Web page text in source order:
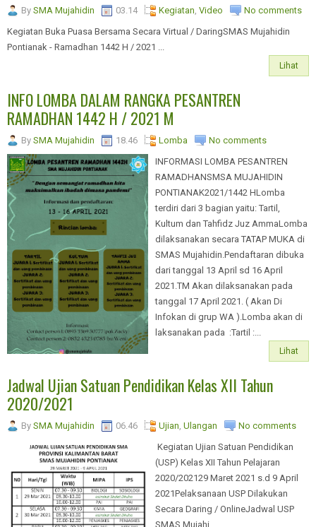
By SMA Mujahidin 03.14 Kegiatan Video
No comments
Kegiatan Buka Puasa Bersama Secara Virtual / DaringSMAS Mujahidin
Pontianak - Ramadhan 1442 H / 2021 ...
Lihat
INFO LOMBA DALAM RANGKA PESANTREN
RAMADHAN 1442 H / 2021 M
By SMA Mujahidin 18.46 Lomba
No comments
INFORMASI LOMBA PESANTREN
RAMADHANSMSA MUJAHIDIN
PONTIANAK2021/1442 HLomba
terdiri dari 3 bagian yaitu: Tartil,
Kultum dan Tahfidz Juz AmmaLomba
dilaksanakan secara TATAP MUKA di
SMAS Mujahidin.Pendaftaran dibuka
dari tanggal 13 April sd 16 April
2021.TM Akan dilaksanakan pada
tanggal 17 April 2021. ( Akan Di
Infokan di grup WA ).Lomba akan di
laksanakan pada :Tartil :...
Lihat
Jadwal Ujian Satuan Pendidikan Kelas XII Tahun
2020/2021
By SMA Mujahidin 06.46 Ujian Ulangan
No comments
Kegiatan Ujian Satuan Pendidikan
(USP) Kelas XII Tahun Pelajaran
2020/202129 Maret 2021 s.d 9 April
2021Pelaksanaan USP Dilakukan
Secara Daring / OnlineJadwal USP
SMAS Mujahi...